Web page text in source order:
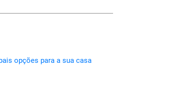
opções para a sua casa